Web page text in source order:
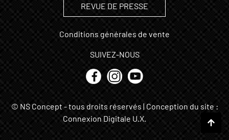
REVUE DE PRESSE
Conditions générales de vente
SUIVEZ-NOUS
© NS Concept - tous droits réservés | Conception du site :
Connexion Digitale U.X.